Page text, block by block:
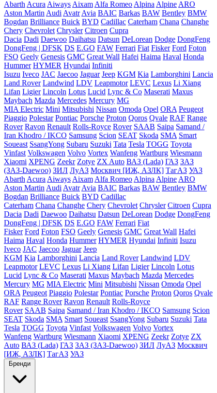
Abarth Acura Aiways Aixam Alfa Romeo Alpina Alpine ARO
Aston Martin Audi Avatr Avia BAIC Barkas BAW Bentley BMW
Bogdan Brilliance Buick BYD Cadillac Caterham Chana Changhe
Chery Chevrolet Chrysler Citroen Cupra
Dacia Dadi Daewoo Daihatsu Datsun DeLorean Dodge DongFeng
DongFeng | DFSK DS E.GO FAW Ferrari Fiat Fisker Ford Foton
FSO Geely Genesis GMC Great Wall Hafei Haima Haval Honda
Hummer HYMER Hyundai Infiniti
Isuzu Iveco JAC Jaecoo Jaguar Jeep KGM Kia Lamborghini Lancia
Land Rover Landwind LDV Leapmotor LEVC Lexus Li Xiang
Lifan Ligier Lincoln Lotus Lucid Lync & Co Maserati Maxus
Maybach Mazda Mercedes Mercury MG
MIA Electric Mini Mitsubishi Nissan Omoda Opel ORA Peugeot
Piaggio Polestar Pontiac Porsche Proton Qoros Qvale RAF Range
Rover Ravon Renault Rolls-Royce Rover SAAB Saipa Samand /
Iran Khodro / IKCO Samsung Scion SEAT Skoda SMA Smart
Soueast SsangYong Subaru Suzuki Tata Tesla TOGG Toyota
Vinfast Volkswagen Volvo Vortex Wanfeng Wartburg Wiesmann
Xiaomi XPENG Zeekr Zotye ZX Auto ВАЗ (Lada) ГАЗ ЗАЗ
(ЗАЗ-Daewoo) ЗИЛ ЛуАЗ Москвич [ИЖ, АЗЛК] ТагАЗ УАЗ
Abarth Acura Aiways Aixam Alfa Romeo Alpina Alpine ARO
Aston Martin Audi Avatr Avia BAIC Barkas BAW Bentley BMW
Bogdan Brilliance Buick BYD Cadillac
Caterham Chana Changhe Chery Chevrolet Chrysler Citroen Cupra
Dacia Dadi Daewoo Daihatsu Datsun DeLorean Dodge DongFeng
DongFeng | DFSK DS E.GO FAW Ferrari Fiat
Fisker Ford Foton FSO Geely Genesis GMC Great Wall Hafei
Haima Haval Honda Hummer HYMER Hyundai Infiniti Isuzu
Iveco JAC Jaecoo Jaguar Jeep
KGM Kia Lamborghini Lancia Land Rover Landwind LDV
Leapmotor LEVC Lexus Li Xiang Lifan Ligier Lincoln Lotus
Lucid Lync & Co Maserati Maxus Maybach Mazda Mercedes
Mercury MG MIA Electric Mini Mitsubishi Nissan Omoda Opel
ORA Peugeot Piaggio Polestar Pontiac Porsche Proton Qoros Qvale
RAF Range Rover Ravon Renault Rolls-Royce
Rover SAAB Saipa Samand / Iran Khodro / IKCO Samsung Scion
SEAT Skoda SMA Smart Soueast SsangYong Subaru Suzuki Tata
Tesla TOGG Toyota Vinfast Volkswagen Volvo Vortex
Wanfeng Wartburg Wiesmann Xiaomi XPENG Zeekr Zotye ZX
Auto ВАЗ (Lada) ГАЗ ЗАЗ (ЗАЗ-Daewoo) ЗИЛ ЛуАЗ Москвич
[ИЖ, АЗЛК] ТагАЗ УАЗ
Бренди